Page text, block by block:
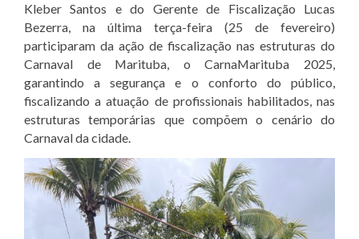
Kleber Santos e do Gerente de Fiscalização Lucas
Bezerra, na última terça-feira (25 de fevereiro)
participaram da ação de fiscalização nas estruturas do
Carnaval de Marituba, o CarnaMarituba 2025,
garantindo a segurança e o conforto do público,
fiscalizando a atuação de profissionais habilitados, nas
estruturas temporárias que compõem o cenário do
Carnaval da cidade.